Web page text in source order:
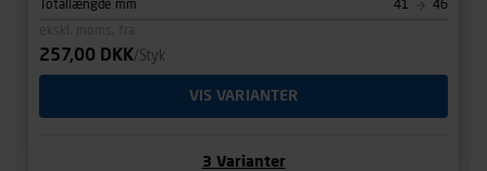
Totallængde mm 41
46
257,00 DKK/Styk
VIS VARIANTER
3 Varianter